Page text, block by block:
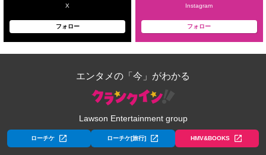
X
フォロー
Instagram
フォロー
エンタメの「今」がわかる
Lawson Entertainment group
ローチケ ローチケ[旅行] HMV&BOOKS